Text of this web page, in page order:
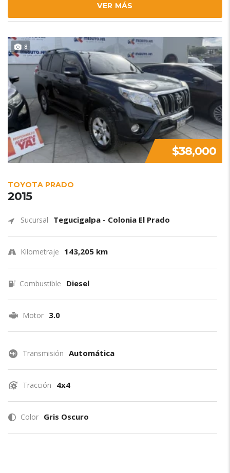
VER MÁS
8
$38,000
TOYOTA PRADO
2015
Sucursal Tegucigalpa - Colonia El Prado
Kilometraje 143,205 km
Combustible Diesel
Motor 3.0
Transmisión Automática
Tracción 4x4
Color Gris Oscuro